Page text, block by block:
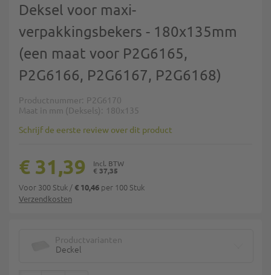
Deksel voor maxi-
verpakkingsbekers - 180x135mm
(een maat voor P2G6165,
P2G6166, P2G6167, P2G6168)
Productnummer P2G6170
Maat in mm (Deksels)
180x135
Schrijf de eerste review over dit product
Verzendkosten
€ 37,35
€ 31,39
Voor 300 Stuk /€ 10,46 per 100 Stuk
Productvarianten
Deckel